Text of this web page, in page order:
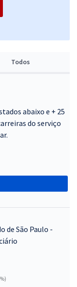
Todos
abaixo e + 25
do serviço
de São Paulo -